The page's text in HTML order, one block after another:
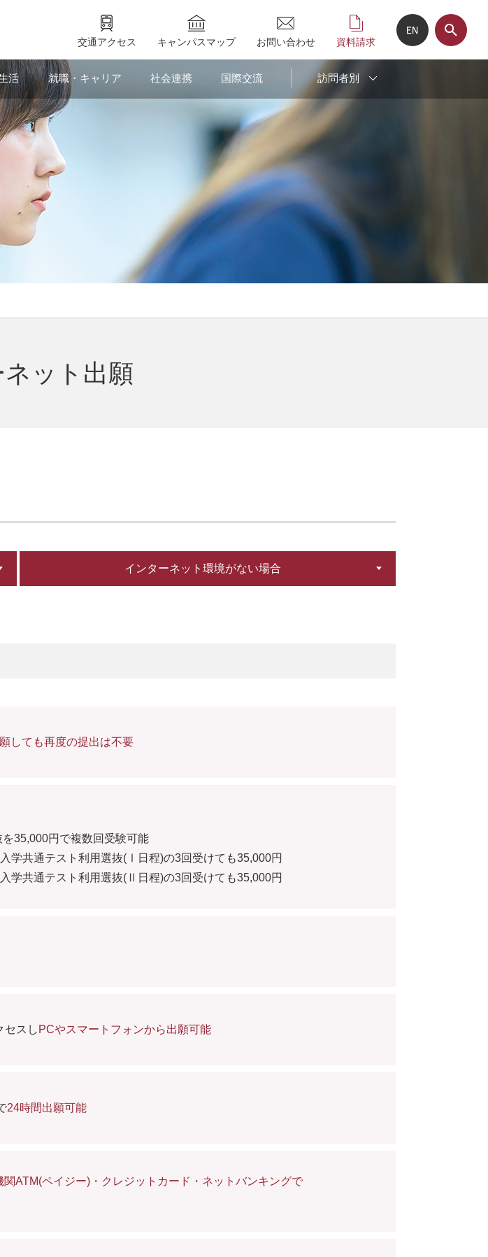
交通アクセス キャンパスマップ お問い合わせ 資料請求
活 就職・キャリア 社会連携 国際交流 訪問者別
ット出願
インターネット環境がない場合
しても再度の提出は不要
35,000円で複数回受験可能
共通テスト利用選抜(Ⅰ日程)の3回受けても35,000円
共通テスト利用選抜(Ⅱ日程)の3回受けても35,000円
セスし PCやスマートフォンから出願可能
24時間出願可能
ATM(ペイジー)・クレジットカード・ネットバンキングで